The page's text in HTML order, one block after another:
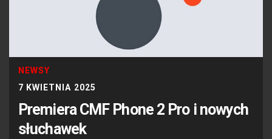
NEWSY
7 KWIETNIA 2025
Premiera CMF Phone 2 Pro i nowych
słuchawek